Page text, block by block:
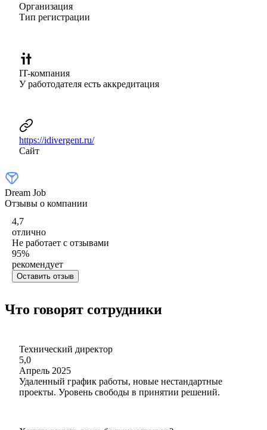
Организация
Тип регистрации
IT-компания
У работодателя есть аккредитация
https://idivergent.ru/
Сайт
Dream Job
Отзывы о компании
4,7
отлично
Не работает с отзывами
95%
рекомендует
Оставить отзыв
Что говорят сотрудники
Технический директор
5,0
Апрель 2025
Удаленный график работы, новые нестандартные
проекты. Уровень свободы в принятии решений.